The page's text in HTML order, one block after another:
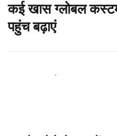
कई खास ग्लोबल
पहुंच बढ़ाएं
आज ही नए मेहमानों तक पहुंचें